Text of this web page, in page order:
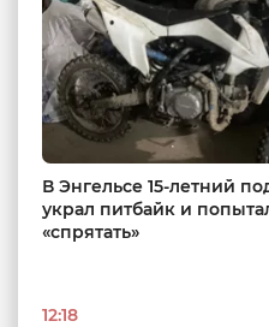
В Энгельсе 15-летний
украл питбайк и
«спрятать»
12:18